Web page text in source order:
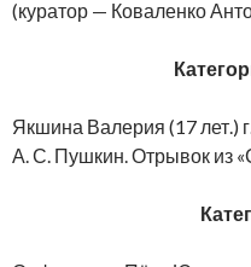
(куратор — Коваленко
Якшина Валерия (17 лет.)
А. С. Пушкин. Отрывок из